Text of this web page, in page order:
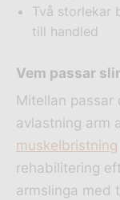
Två storlekar
till handled
Vem passar
Mitellan passar
avlastning arm
muskelbristning
rehabilitering
armslinga med